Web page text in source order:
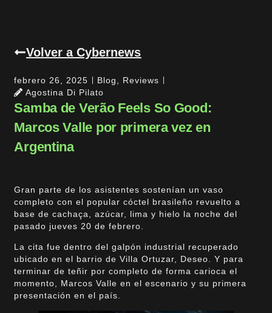
Volver a Cybernews
febrero 26, 2025 Blog
Reviews
Agostina Di Pilato
Samba de Verão Feels So Good:
Marcos Valle por primera vez en
Argentina
Gran parte de los asistentes sostenían un vaso
completo con el popular cóctel brasileño revuelto a
base de cachaça, azúcar, lima y hielo la noche del
pasado jueves 20 de febrero.
La cita fue dentro del galpón industrial recuperado
ubicado en el barrio de Villa Ortuzar, Deseo. Y para
terminar de teñir por completo de forma carioca el
momento, Marcos Valle en el escenario y su primera
presentación en el país.